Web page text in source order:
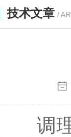
技术文章 /
调理